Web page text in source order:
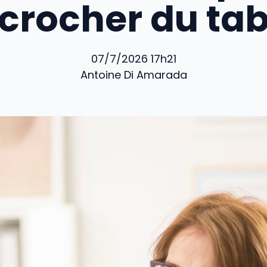
du
07/7/2026 17h21
Antoine Di Amarada